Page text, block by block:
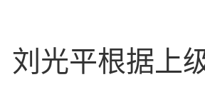
刘光平根据上